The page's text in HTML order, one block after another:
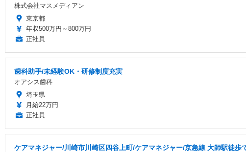
株式会社マスメディアン
東京都
年収500万円～800万円
正社員
歯科助手/未経験OK・研修制度充実
オアシス歯科
埼玉県
月給22万円
正社員
ケアマネジャー/川崎市川崎区四谷上町/ケアマネジャー/京急線 大師駅徒歩